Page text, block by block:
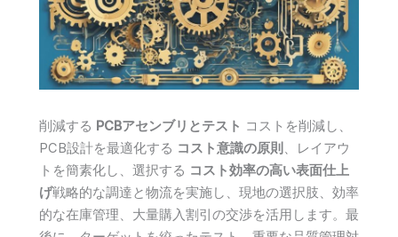
削減する PCBアセンブリとテスト コストを削減し、
PCB設計を最適化する コスト意識の原則 、レイアウ
トを簡素化し、選択する コスト効率の高い表面仕上
げ戦略的な調達と物流を実施し、現地の選択肢、効率
的な在庫管理、大量購入割引の交渉を活用します。最